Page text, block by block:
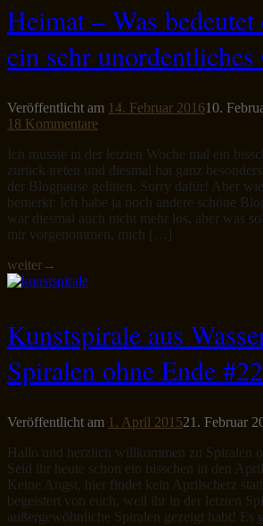
Heimat – Was bedeutet
ein sehr
Veröffentlicht am 14. Februar 201610.
18 Kommentare
Ich musste in der letzten Woche mal ein
zurück treten und diesmal hat ganz
der Blogpause gelitten. Sorry dafür! Aber
bemerkt: Ich habe ja noch andere schöne
war diesmal auch nicht mehr los, aber was
mir vorgenommen, mich […]
weiter→
Kunstspirale aus
Spiralen ohne Ende #22
Veröffentlicht am 1. April 201521. Februar
Hallo und herzlich willkommen zu Spiralen
Seid ihr heute schon ein bisschen in den
Keine Angst, hier findet kein Aprilscherz
begeistert von euch, weil ihr in der letzten
außergewöhnliche Spiralen gezeigt habt! Es